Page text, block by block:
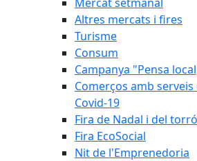
Altres mercats i fires
Turisme
Consum
Campanya "Pensa
Comerços amb serveis
Covid-19
Fira de Nadal i del
Fira EcoSocial
Nit de l'Emprenedoria